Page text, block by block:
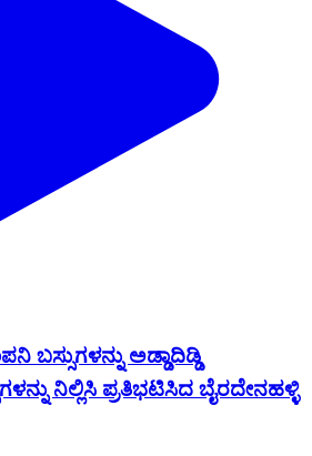
ಬಸ್ಸುಗಳನ್ನು ಅಡ್ಡಾದಿಡ್ಡಿ
ನಿಲ್ಲಿಸಿ ಪ್ರತಿಭಟಿಸಿದ ಬೈರದೇನಹಳ್ಳಿ